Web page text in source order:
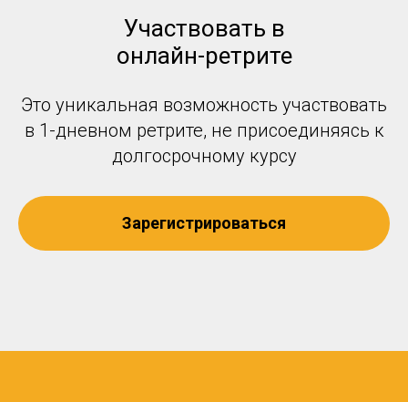
Участвовать в
онлайн-ретрите
Это уникальная возможность участвовать
в 1-дневном ретрите, не присоединяясь к
долгосрочному курсу
Зарегистрироваться